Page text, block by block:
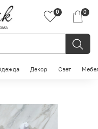
0 0
Декор Свет